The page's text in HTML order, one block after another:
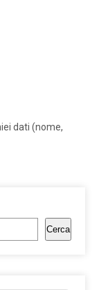
dati (nome,
Cerca